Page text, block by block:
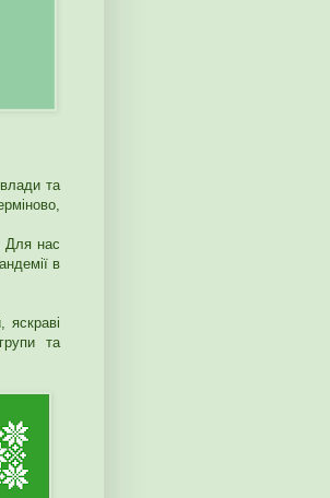
та
Для нас
в
яскраві
та